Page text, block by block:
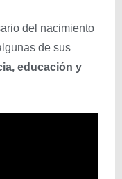
del nacimiento
de sus
educación y